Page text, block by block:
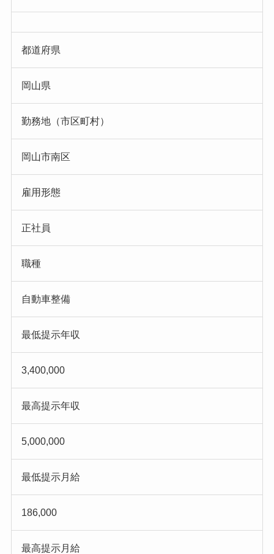
都道府県
岡山県
勤務地（市区町村）
岡山市南区
雇用形態
正社員
職種
自動車整備
最低提示年収
3,400,000
最高提示年収
5,000,000
最低提示月給
186,000
最高提示月給